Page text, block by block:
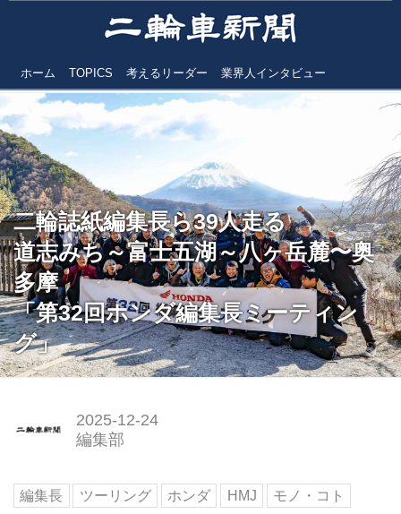
ホーム TOPICS 考えるリーダー 業界人インタビュー
二輪誌紙編集長ら39人走る
道志みち～富士五湖～八ヶ岳麓〜奥
多摩
「第32回ホンダ編集長ミーティン
グ」
2025-12-24
編集部
編集長 ツーリング ホンダ HMJ モノ・コト